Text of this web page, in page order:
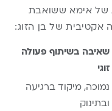
של אימא ששואבת
של בן הזוג:
שאיבה בשיתוף פעולה
זוגי
נמוכה, מיקוד ברגיעה
ובתינוק